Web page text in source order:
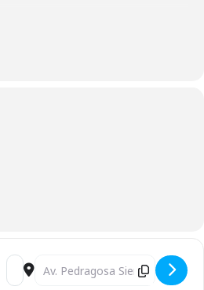
Address - America Busisness Forum
Destination Address - America